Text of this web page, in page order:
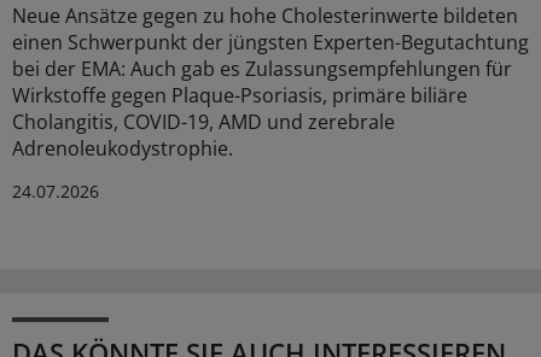
Neue Ansätze gegen zu hohe Cholesterinwerte bildeten
einen Schwerpunkt der jüngsten Experten-Begutachtung
bei der EMA: Auch gab es Zulassungsempfehlungen für
Wirkstoffe gegen Plaque-Psoriasis, primäre biliäre
Cholangitis, COVID-19, AMD und zerebrale
Adrenoleukodystrophie.
24.07.2026